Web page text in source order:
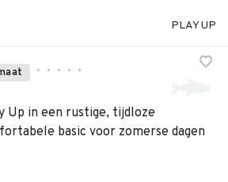
PLAY UP
• • • • •
Up in een rustige, tijdloze
basic voor zomerse dagen